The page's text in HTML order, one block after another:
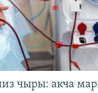
чыры: акча